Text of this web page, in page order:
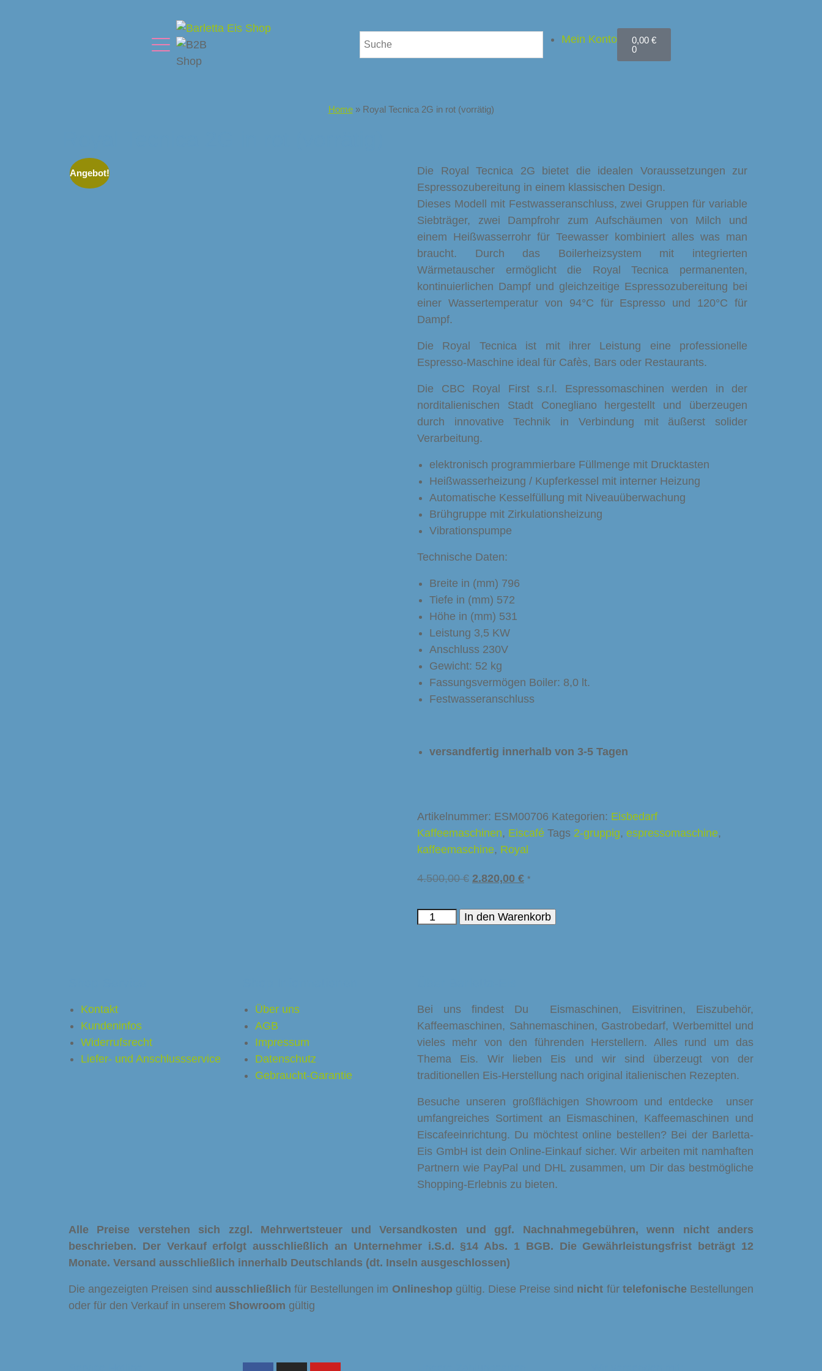
Mein Konto 0,00 €
0
Home» Royal Tecnica 2G in rot (vorrätig)
Angebot!
Die Royal Tecnica 2G bietet die idealen Voraussetzungen zur
Espressozubereitung in einem klassischen Design.
Dieses Modell mit Festwasseranschluss, zwei Gruppen für variable
Siebträger, zwei Dampfrohr zum Aufschäumen von Milch und
einem Heißwasserrohr für Teewasser kombiniert alles was man
braucht. Durch das Boilerheizsystem mit integrierten
Wärmetauscher ermöglicht die Royal Tecnica permanenten,
kontinuierlichen Dampf und gleichzeitige Espressozubereitung bei
einer Wassertemperatur von 94°C für Espresso und 120°C für
Dampf.
Die Royal Tecnica ist mit ihrer Leistung eine professionelle
Espresso-Maschine ideal für Cafès, Bars oder Restaurants.
Die CBC Royal First s.r.l. Espressomaschinen werden in der
norditalienischen Stadt Conegliano hergestellt und überzeugen
durch innovative Technik in Verbindung mit äußerst solider
Verarbeitung.
elektronisch programmierbare Füllmenge mit Drucktasten
Heißwasserheizung / Kupferkessel mit interner Heizung
Automatische Kesselfüllung mit Niveauüberwachung
Brühgruppe mit Zirkulationsheizung
Vibrationspumpe
Technische Daten:
Breite in (mm) 796
Tiefe in (mm) 572
Höhe in (mm) 531
Leistung 3,5 KW
Anschluss 230V
Gewicht: 52 kg
Fassungsvermögen Boiler: 8,0 lt.
Festwasseranschluss
versandfertig innerhalb von 3-5 Tagen
Artikelnummer: ESM00706 Kategorien: Eisbedarf
Kaffeemaschinen, Eiscafé Tags 2-gruppig, espressomaschine,
kaffeemaschine, Royal
4.500,00€ 2.820,00 € *
In den Warenkorb
Kontakt
Kundeninfos
Widerrufsrecht
Liefer- und Anschlussservice
Über uns
AGB
Impressum
Datenschutz
Gebraucht-Garantie
Bei uns findest Du Eismaschinen, Eisvitrinen, Eiszubehör,
Kaffeemaschinen, Sahnemaschinen, Gastrobedarf, Werbemittel und
vieles mehr von den führenden Herstellern. Alles rund um das
Thema Eis. Wir lieben Eis und wir sind überzeugt von der
traditionellen Eis-Herstellung nach original italienischen Rezepten.
Besuche unseren großflächigen Showroom und entdecke unser
umfangreiches Sortiment an Eismaschinen, Kaffeemaschinen und
Eiscafeeinrichtung. Du möchtest online bestellen? Bei der Barletta-
Eis GmbH ist dein Online-Einkauf sicher. Wir arbeiten mit namhaften
Partnern wie PayPal und DHL zusammen, um Dir das bestmögliche
Shopping-Erlebnis zu bieten.
Alle Preise verstehen sich zzgl. Mehrwertsteuer und Versandkosten und ggf. Nachnahmegebühren, wenn nicht anders
beschrieben. Der Verkauf erfolgt ausschließlich an Unternehmer i.S.d. §14 Abs. 1 BGB. Die Gewährleistungsfrist beträgt 12
Monate. Versand ausschließlich innerhalb Deutschlands (dt. Inseln ausgeschlossen)
Die angezeigten Preisen sind ausschließlich für Bestellungen im Onlineshop gültig. Diese Preise sind nicht für telefonischeBestellungen
oder für den Verkauf in unserem Showroom gültig